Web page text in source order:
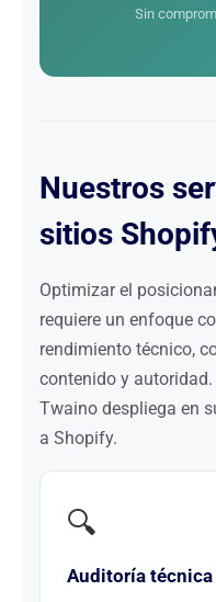
Sin
Nuestros
sitios
Optimizar el
requiere un enfoque
rendimiento técnico,
contenido y
Twaino despliega en
a Shopify.
🔍
Auditoría